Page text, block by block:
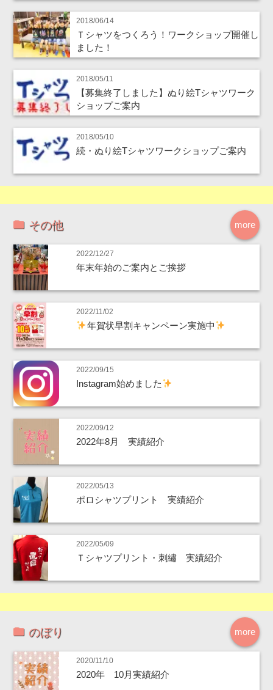
2018/06/14
Ｔシャツをつくろう！ワークショップ開催し
ました！
2018/05/11
【募集終了しました】ぬり絵Tシャツワーク
ショップご案内
2018/05/10
続・ぬり絵Tシャツワークショップご案内
more
その他
2022/12/27
年末年始のご案内とご挨拶
2022/11/02
年賀状早割キャンペーン実施中
2022/09/15
Instagram始めました
2022/09/12
2022年8月 実績紹介
2022/05/13
ポロシャツプリント 実績紹介
2022/05/09
Ｔシャツプリント・刺繡 実績紹介
more
のぼり
2020/11/10
2020年 10月実績紹介